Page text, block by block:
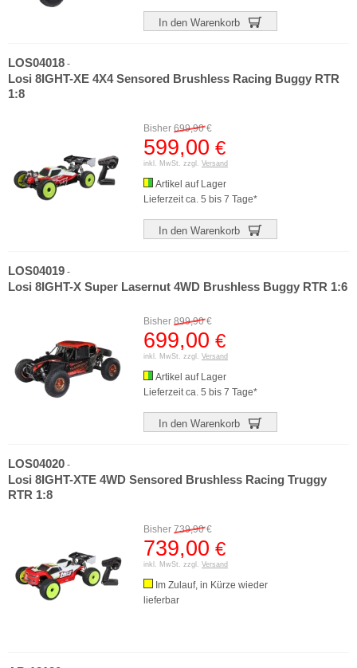
In den Warenkorb
LOS04018 -
Losi 8IGHT-XE 4X4 Sensored Brushless Racing Buggy RTR
1:8
Bisher 699,90€
599,00 €
inkl. MwSt. zzgl. Versand
Artikel auf Lager
Lieferzeit ca. 5 bis 7 Tage*
In den Warenkorb
LOS04019 -
Losi 8IGHT-X Super Lasernut 4WD Brushless Buggy RTR 1:6
Bisher 899,90€
699,00 €
inkl. MwSt. zzgl. Versand
Artikel auf Lager
Lieferzeit ca. 5 bis 7 Tage*
In den Warenkorb
LOS04020 -
Losi 8IGHT-XTE 4WD Sensored Brushless Racing Truggy
RTR 1:8
Bisher 739,90€
739,00 €
inkl. MwSt. zzgl. Versand
Im Zulauf, in Kürze wieder
lieferbar